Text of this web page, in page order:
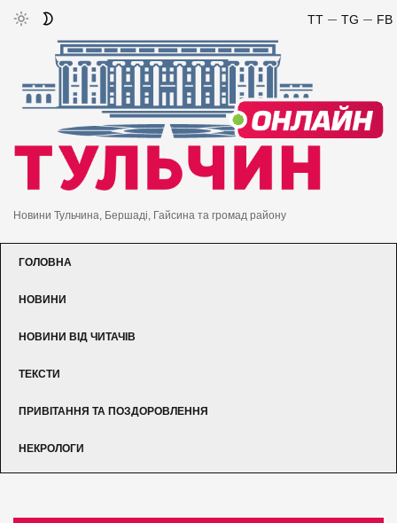
FB
TG
TT
Новини Тульчина, Бершаді, Гайсина та громад району
ГОЛОВНА
НОВИНИ
НОВИНИ ВІД ЧИТАЧІВ
ТЕКСТИ
ПРИВІТАННЯ ТА ПОЗДОРОВЛЕННЯ
НЕКРОЛОГИ